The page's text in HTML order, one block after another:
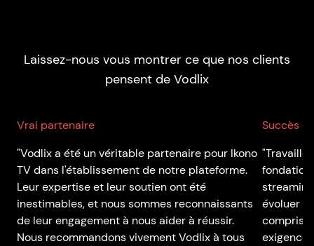
Laissez-nous vous montrer ce que nos clients
pensent de Vodlix
Vrai partenaire
"Vodlix a été un véritable partenaire pour Ikono
TV dans l'établissement de notre plateforme.
Leur expertise et leur soutien ont été
inestimables, et nous sommes reconnaissants
de leur engagement à nous aider à réussir.
Nous recommandons vivement Vodlix à tous
Succès
évoluer
compris